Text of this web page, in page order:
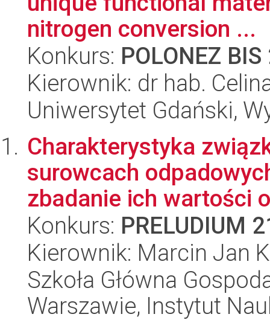
nitrogen conversion ...
Konkurs: POLONEZ BIS
Kierownik: dr hab.
Uniwersytet Gdański,
Charakterystyka
surowcach
zbadanie ich wartości
Konkurs: PRELUDIUM
Kierownik: Marcin Jan
Szkoła Główna
Warszawie, Instytut